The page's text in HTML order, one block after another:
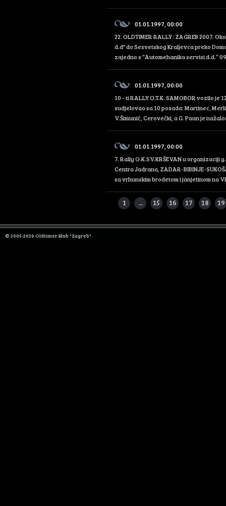
01.01.1997, 00:00
22. OLDTIMER RALLY : ZAGREB 2007.
d.d" do Sesvetskog Kraljevca preko
zajedno s “Automehanika servisi d.d.”
01.01.1997, 00:00
10 - ti RALLY O.T.K. SAMOBOR vozilo
sudjelovao sa 10 posada: Martinec,
V.Šimunić, Cerovečki, a G. Paun je
01.01.1997, 00:00
7. Rally O.K.SV.KRŠEVAN u
Centra Jadrana, ZADAR-BIBINJE-
sa vrhunskim brodetom i janjetinom na
1 ... 15 16 17 18 19
© 2005-2026 Oldtimer klub "Zagreb"